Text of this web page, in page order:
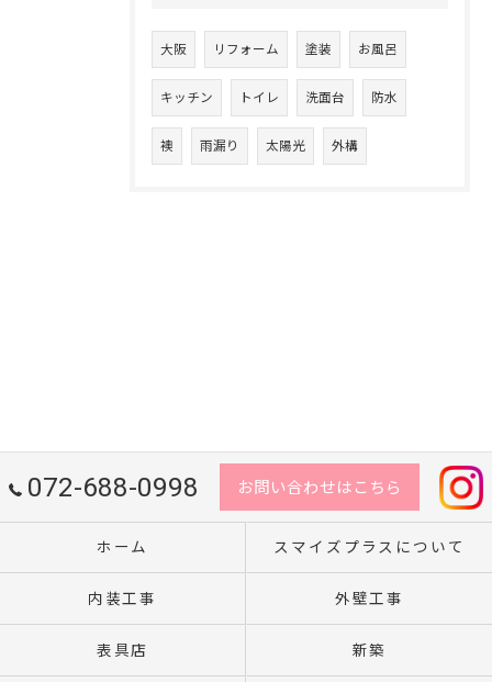
大阪 リフォーム 塗装 お風呂
キッチン トイレ 洗面台 防水
襖 雨漏り 太陽光 外構
072-688-0998 お問い合わせはこちら
ホーム スマイズプラスについて
内装工事 外壁工事
表具店 新築